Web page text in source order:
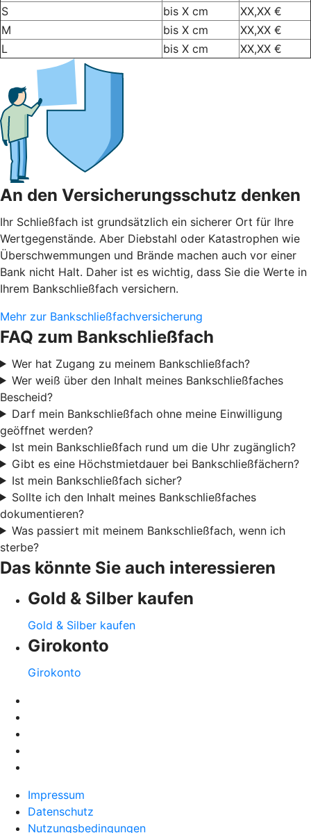
S
bis X cm
XX,XX €
M
bis X cm
XX,XX €
L
bis X cm XX,XX €
An den Versicherungsschutz denken
Ihr Schließfach ist grundsätzlich ein sicherer Ort für Ihre
Wertgegenstände. Aber Diebstahl oder Katastrophen wie
Überschwemmungen und Brände machen auch vor einer
Bank nicht Halt. Daher ist es wichtig, dass Sie die Werte in
Ihrem Bankschließfach versichern.
Mehr zur Bankschließfachversicherung
FAQ zum Bankschließfach
Wer hat Zugang zu meinem Bankschließfach?
Wer weiß über den Inhalt meines Bankschließfaches
Bescheid?
Darf mein Bankschließfach ohne meine Einwilligung
geöffnet werden?
Ist mein Bankschließfach rund um die Uhr zugänglich?
Gibt es eine Höchstmietdauer bei Bankschließfächern?
Ist mein Bankschließfach sicher?
Sollte ich den Inhalt meines Bankschließfaches
dokumentieren?
Was passiert mit meinem Bankschließfach, wenn ich
sterbe?
Das könnte Sie auch interessieren
Gold & Silber kaufen
Gold & Silber kaufen
Girokonto
Girokonto
Impressum
Datenschutz
Nutzungsbedingungen